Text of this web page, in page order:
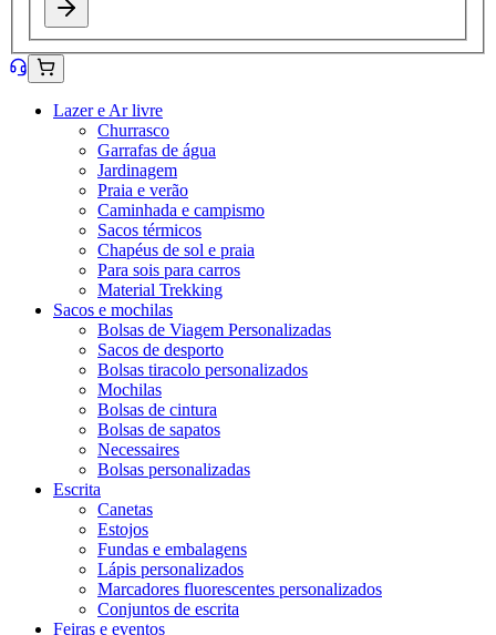
Lazer e Ar livre
Churrasco
Garrafas de água
Jardinagem
Praia e verão
Caminhada e campismo
Sacos térmicos
Chapéus de sol e praia
Para sois para carros
Material Trekking
Sacos e mochilas
Bolsas de Viagem Personalizadas
Sacos de desporto
Bolsas tiracolo personalizados
Mochilas
Bolsas de cintura
Bolsas de sapatos
Necessaires
Bolsas personalizadas
Escrita
Canetas
Estojos
Fundas e embalagens
Lápis personalizados
Marcadores fluorescentes personalizados
Conjuntos de escrita
Feiras e eventos